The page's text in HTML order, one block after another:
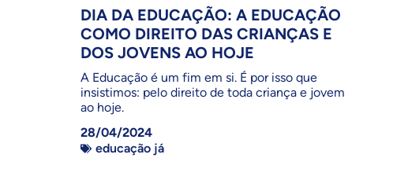
DIA DA EDUCAÇÃO: A EDUCAÇÃO
COMO DIREITO DAS CRIANÇAS E
DOS JOVENS AO HOJE
A Educação é um fim em si. É por isso que
insistimos: pelo direito de toda criança e jovem
ao hoje.
28/04/2024
educação já